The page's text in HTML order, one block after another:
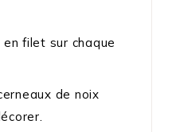
filet sur chaque
de noix